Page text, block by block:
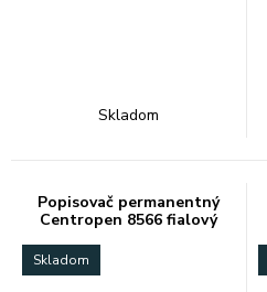
Skladom
Popisovač permanentný
Centropen 8566 fialový
Skladom